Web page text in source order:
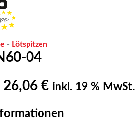
- Lötspitzen
04
26,06 € inkl. 19 % MwSt.